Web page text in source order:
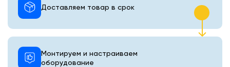
Монтируем и настраиваем
оборудование
Доставляем товар в срок